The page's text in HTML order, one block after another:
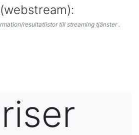
resultatlistor till streaming tjänster .